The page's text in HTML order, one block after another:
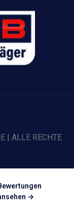
| ALLE RECHTE
→